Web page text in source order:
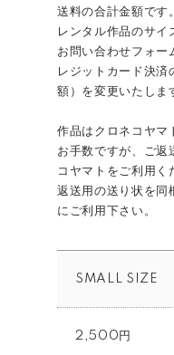
送料の合計金額です。
レンタル作品のサイ
お問い合わせフォー
レジットカード決済
額）を変更いたしま
作品はクロネコヤマ
お手数ですが、ご返
コヤマトをご利用く
返送用の送り状を同
にご利用下さい。
SMALL SIZE
2,500円